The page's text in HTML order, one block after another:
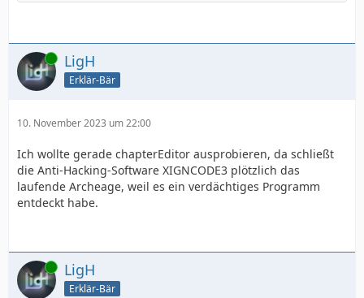
Online LigH
Erklär-Bär
10. November 2023 um 22:00
Ich wollte gerade chapterEditor ausprobieren, da schließt
die Anti-Hacking-Software XIGNCODE3 plötzlich das
laufende Archeage, weil es ein verdächtiges Programm
entdeckt habe.
Online LigH
Erklär-Bär